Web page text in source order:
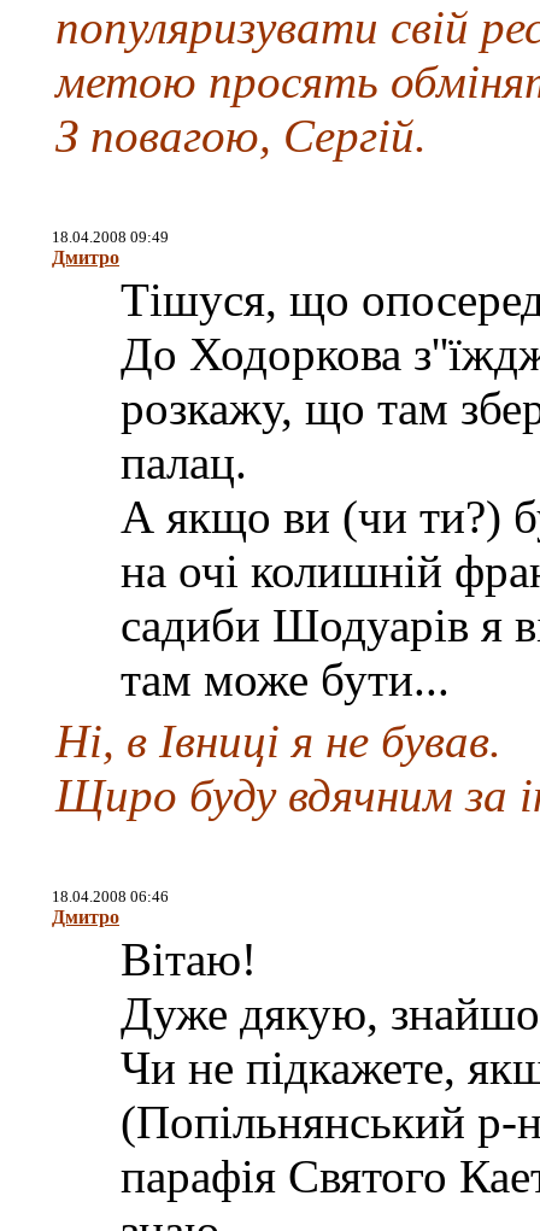
популяризувати свій
метою просять
З повагою, Сергій.
18.04.2008 09:49
Дмитро
Тішуся, що
До Ходоркова
розкажу, що там
палац.
А якщо ви (чи ти?)
на очі колишній
садиби Шодуарів я
там може бути...
Ні, в Івниці я не бував.
Щиро буду вдячним за
18.04.2008 06:46
Дмитро
Вітаю!
Дуже дякую,
Чи не підкажете,
(Попільнянський р-
парафія Святого